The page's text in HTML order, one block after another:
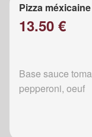
Pizza
13.50 €
Base sauce
pepperoni, oeuf